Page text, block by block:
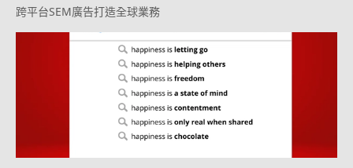
跨平台SEM廣告打造全球業務